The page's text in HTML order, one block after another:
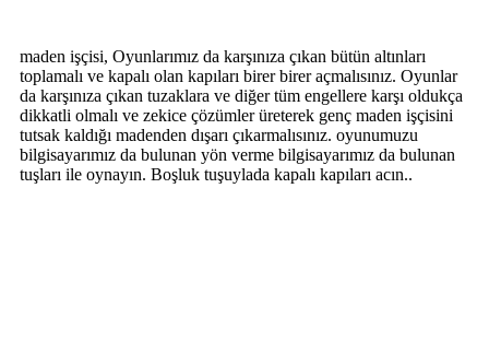
maden işçisi, Oyunlarımız da karşınıza çıkan bütün altınları
toplamalı ve kapalı olan kapıları birer birer açmalısınız. Oyunlar
da karşınıza çıkan tuzaklara ve diğer tüm engellere karşı oldukça
dikkatli olmalı ve zekice çözümler üreterek genç maden işçisini
tutsak kaldığı madenden dışarı çıkarmalısınız. oyunumuzu
bilgisayarımız da bulunan yön verme bilgisayarımız da bulunan
tuşları ile oynayın. Boşluk tuşuylada kapalı kapıları acın..